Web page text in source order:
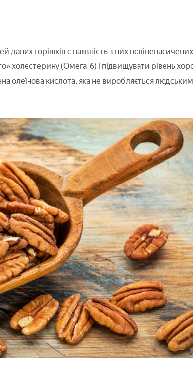
горішків є наявність в них
холестерину (Омега-6) і підвищувати рівень
олеїнова кислота, яка не виробляється людським